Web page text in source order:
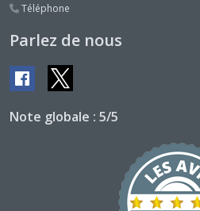
Téléphone
Parlez de nous
Note globale : 5/5